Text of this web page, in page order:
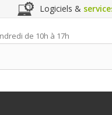
Logiciels &
de 10h à 17h